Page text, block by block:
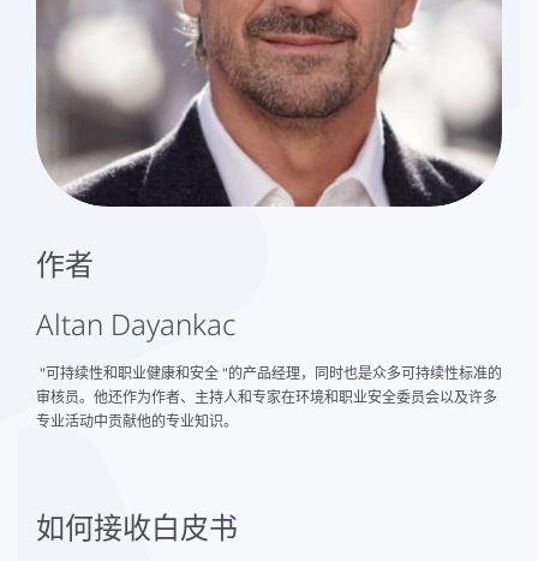
作者
Altan Dayankac
"可持续性和职业健康和安全 "的产品经理，同时也是众多可持续性标准的
审核员。他还作为作者、主持人和专家在环境和职业安全委员会以及许多
专业活动中贡献他的专业知识。
如何接收白皮书